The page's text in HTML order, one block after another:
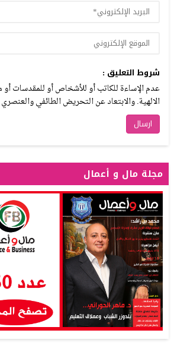
شروط التعليق :
عدم الإساءة للكاتب أو للأشخاص أو للمقدسات أو
الالهية. والابتعاد عن التحريض الطائفي
مجلة مال و أعمال